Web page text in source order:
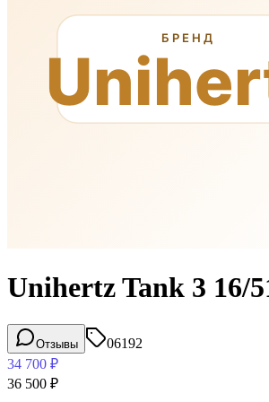
Unihertz Tank 3 16/
Отзывы
06192
34 700 ₽
36 500 ₽